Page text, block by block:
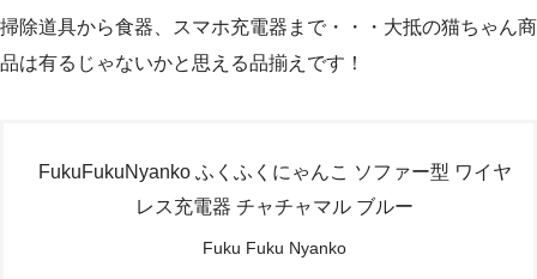
掃除道具から食器、スマホ充電器まで・・・大抵の猫ちゃん商
品は有るじゃないかと思える品揃えです！
FukuFukuNyanko ふくふくにゃんこ ソファー型 ワイヤ
レス充電器 チャチャマル ブルー
Fuku Fuku Nyanko